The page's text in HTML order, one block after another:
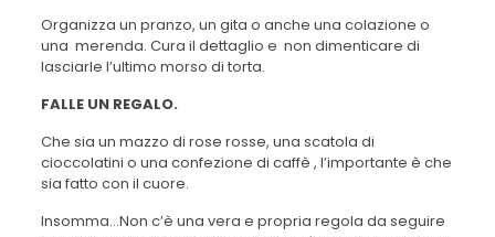
Organizza un pranzo, un gita o anche una colazione o
una merenda. Cura il dettaglio e non dimenticare di
lasciarle l’ultimo morso di torta.
FALLE UN REGALO.
Che sia un mazzo di rose rosse, una scatola di
cioccolatini o una confezione di caffè , l’importante è che
sia fatto con il cuore.
Insomma…Non c’è una vera e propria regola da seguire